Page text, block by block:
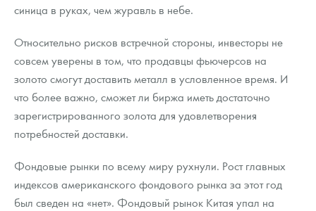
синица в руках, чем журавль в небе.
Относительно рисков встречной стороны, инвесторы не
совсем уверены в том, что продавцы фьючерсов на
золото смогут доставить металл в условленное время. И
что более важно, сможет ли биржа иметь достаточно
зарегистрированного золота для удовлетворения
потребностей доставки.
Фондовые рынки по всему миру рухнули. Рост главных
индексов американского фондового рынка за этот год
был сведен на «нет». Фондовый рынок Китая упал на